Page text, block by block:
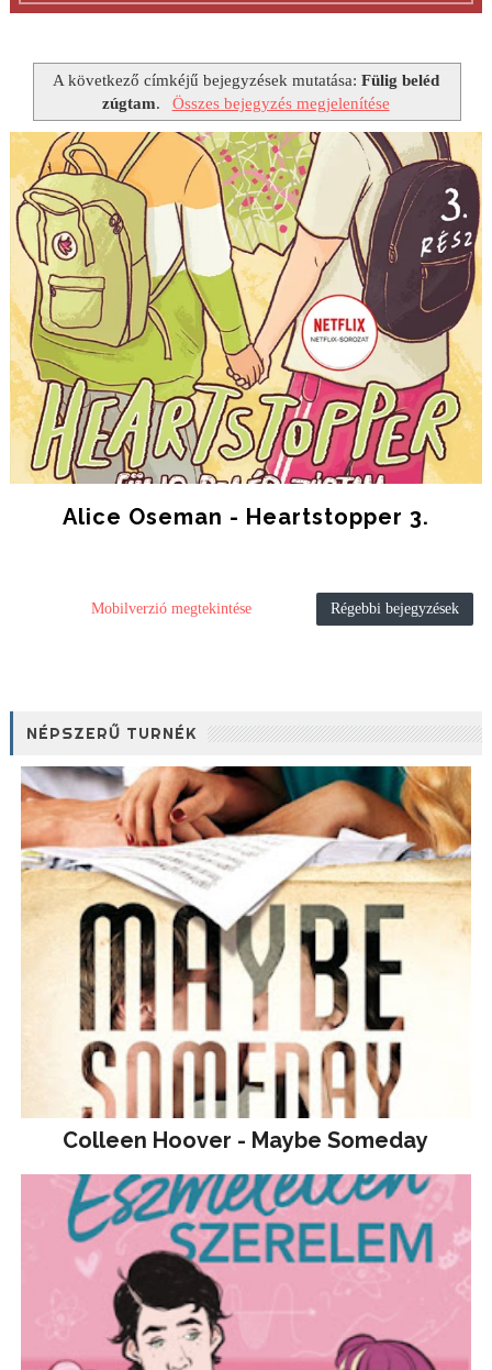
A következő címkéjű bejegyzések mutatása: Fülig beléd
zúgtam. Összes bejegyzés megjelenítése
Alice Oseman - Heartstopper 3.
Régebbi bejegyzések
Mobilverzió megtekintése
NÉPSZERŰ TURNÉK
Colleen Hoover - Maybe Someday